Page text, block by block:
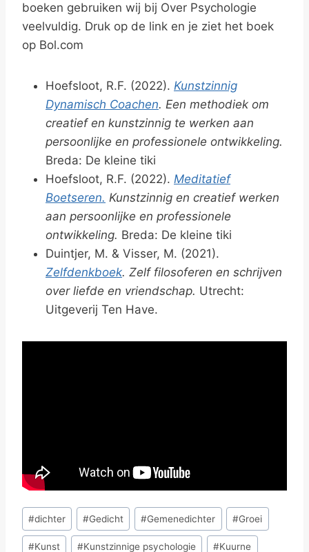
boeken gebruiken wij bij Over Psychologie
veelvuldig. Druk op de link en je ziet het boek
op Bol.com
Hoefsloot, R.F. (2022). Kunstzinnig
Dynamisch Coachen. Een methodiek om
creatief en kunstzinnig te werken aan
persoonlijke en professionele ontwikkeling.
Breda: De kleine tiki
Hoefsloot, R.F. (2022). Meditatief
Boetseren. Kunstzinnig en creatief werken
aan persoonlijke en professionele
ontwikkeling. Breda: De kleine tiki
Duintjer, M. & Visser, M. (2021).
Zelfdenkboek. Zelf filosoferen en schrijven
over liefde en vriendschap. Utrecht:
Uitgeverij Ten Have.
Bericht
tags:
#dichter #Gedicht #Gemenedichter #Groei
#Kunst #Kunstzinnige psychologie #Kuurne